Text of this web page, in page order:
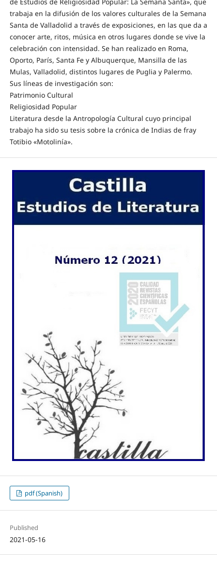
trabaja en la difusión de los valores culturales de la Semana
Santa de Valladolid a través de exposiciones, en las que da a
conocer arte, ritos, música en otros lugares donde se vive la
celebración con intensidad. Se han realizado en Roma,
Oporto, París, Santa Fe y Albuquerque, Mansilla de las
Mulas, Valladolid, distintos lugares de Puglia y Palermo.
Sus líneas de investigación son:
Patrimonio Cultural
Religiosidad Popular
Literatura desde la Antropología Cultural cuyo principal
trabajo ha sido su tesis sobre la crónica de Indias de fray
Totibio «Motolinía».
pdf (Spanish)
Published
2021-05-16